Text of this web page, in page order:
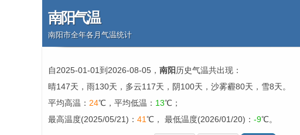
南阳气温
南阳市全年各月气温统计
自2025-01-01到2026-08-05， 南阳 历史气温共出现：
晴147天，雨130天，多云117天，阴100天，沙雾霾80天，雪8天。
平均高温： 24℃，平均低温： 13℃；
最高温度(2025/05/21)： 41℃， 最低温度(2026/01/20)： -9℃。